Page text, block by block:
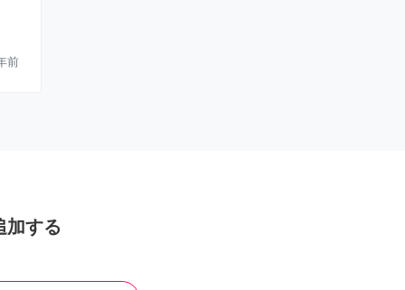
前
加する